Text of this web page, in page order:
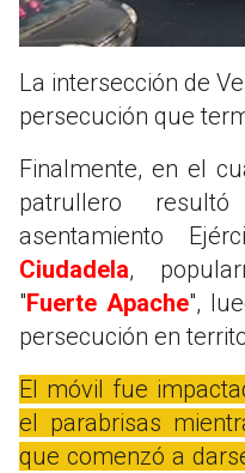
La intersección de
persecución que
Finalmente, en el
patrullero
asentamiento
Ciudadela,
"Fuerte Apache",
persecución en
El móvil fue
el parabrisas
que comenzó a